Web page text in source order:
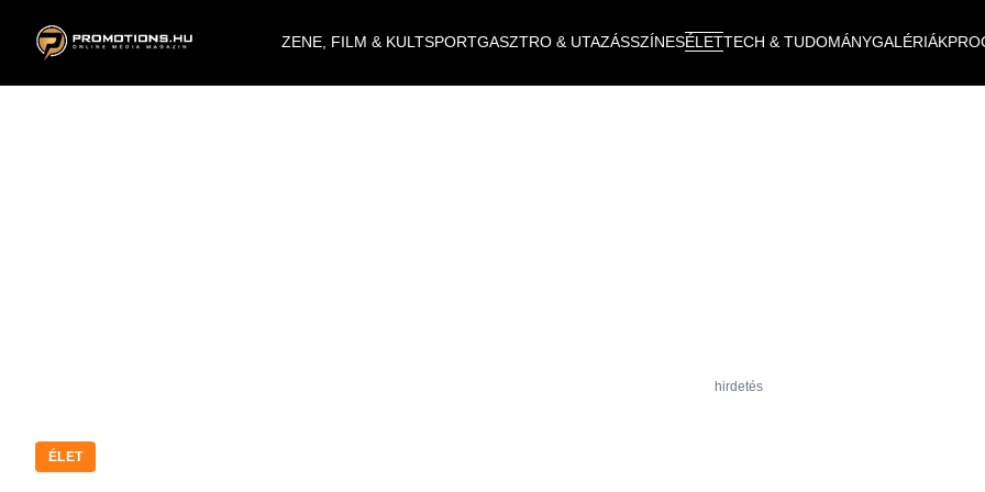
ZENE, FILM & KULTSPORTGASZTRO & UTAZÁSSZÍNESÉLETTECH & TUDOMÁNYGALÉRIÁK
hirdetés
ÉLET